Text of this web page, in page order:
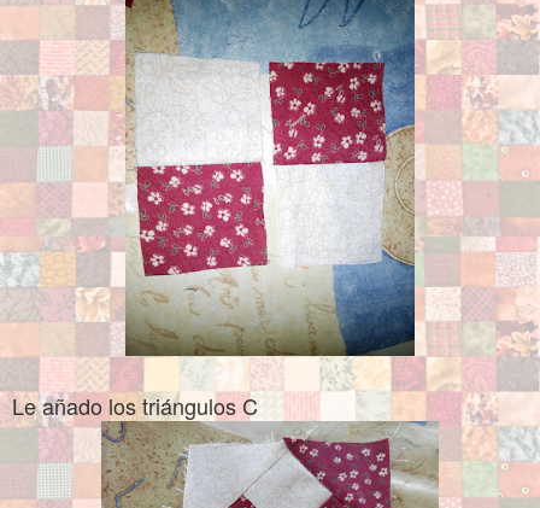
Le añado los triángulos C